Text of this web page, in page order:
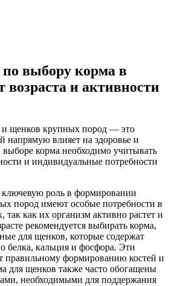
выбору корма в
возраста и активности
и щенков крупных пород — это
напрямую влияет на здоровье и
корма необходимо учитывать
и индивидуальные потребности
ключевую роль в формировании
пород имеют особые потребности в
так как их организм активно растет и
рекомендуется выбирать корма,
для щенков, которые содержат
белка, кальция и фосфора. Эти
правильному формированию костей и
для щенков также часто обогащены
необходимыми для поддержания